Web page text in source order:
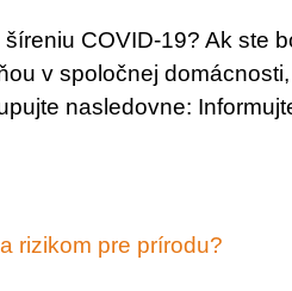
COVID-19? Ak ste
v spoločnej
nasledovne: